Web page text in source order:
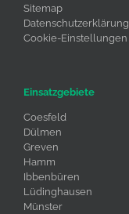
Sitemap
Datenschutzerklärung
Cookie-Einstellungen
Einsatzgebiete
Coesfeld
Dülmen
Greven
Hamm
Ibbenbüren
Lüdinghausen
Münster